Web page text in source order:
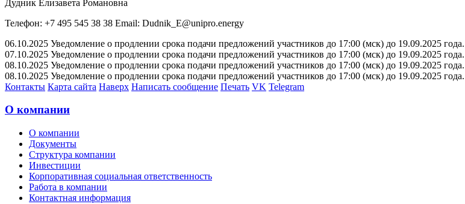
Дудник Елизавета Романовна
Телефон: +7 495 545 38 38 Email: Dudnik_E@unipro.energy
06.10.2025 Уведомление о продлении срока подачи предложений участников до 17:00 (мск) до 19.09.2025 года.
07.10.2025 Уведомление о продлении срока подачи предложений участников до 17:00 (мск) до 19.09.2025 года.
08.10.2025 Уведомление о продлении срока подачи предложений участников до 17:00 (мск) до 19.09.2025 года.
08.10.2025 Уведомление о продлении срока подачи предложений участников до 17:00 (мск) до 19.09.2025 года.
Контакты Карта сайта Наверх Написать сообщение Печать VK Telegram
О компании
О компании
Документы
Структура компании
Инвестиции
Корпоративная социальная ответственность
Работа в компании
Контактная информация